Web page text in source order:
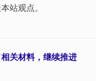
站观点。
关材料，继续推进